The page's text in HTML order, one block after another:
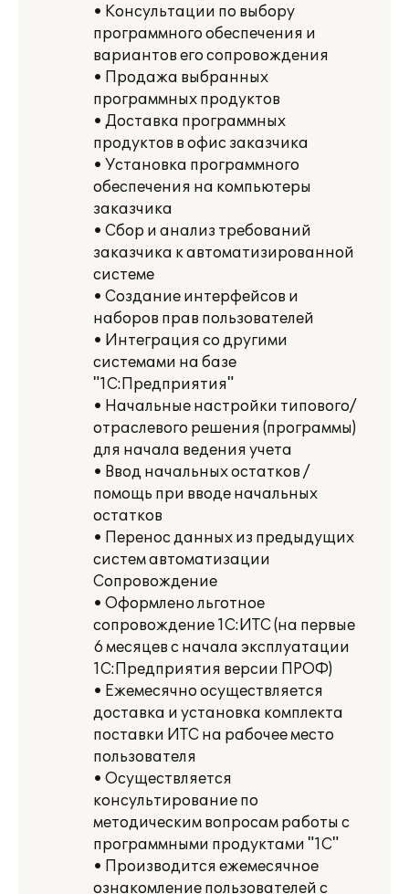
• Консультации по выбору
программного обеспечения и
вариантов его сопровождения
• Продажа выбранных
программных продуктов
• Доставка программных
продуктов в офис заказчика
• Установка программного
обеспечения на компьютеры
заказчика
• Сбор и анализ требований
заказчика к автоматизированной
системе
• Создание интерфейсов и
наборов прав пользователей
• Интеграция со другими
системами на базе
"1С:Предприятия"
• Начальные настройки типового/
отраслевого решения (программы)
для начала ведения учета
• Ввод начальных остатков /
помощь при вводе начальных
остатков
• Перенос данных из предыдущих
систем автоматизации
Сопровождение
• Оформлено льготное
сопровождение 1С:ИТС (на первые
6 месяцев с начала эксплуатации
1С:Предприятия версии ПРОФ)
• Ежемесячно осуществляется
доставка и установка комплекта
поставки ИТС на рабочее место
пользователя
• Осуществляется
консультирование по
методическим вопросам работы с
программными продуктами "1С"
• Производится ежемесячное
ознакомление пользователей с